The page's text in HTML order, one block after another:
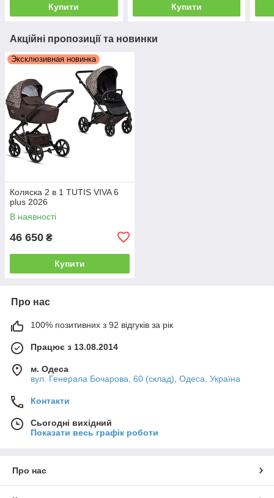
Купити Купити
Акційні пропозиції та новинки
Эксклюзивная новинка
Коляска 2 в 1 TUTIS VIVA 6
plus 2026
В наявності
46 650 ₴
Купити
Про нас
100% позитивних з 92 відгуків за рік
Працює з 13.08.2014
м. Одеса
вул. Генерала Бочарова, 60 (склад), Одеса, Україна
Контакти
Сьогодні вихідний
Показати весь графік роботи
Про нас